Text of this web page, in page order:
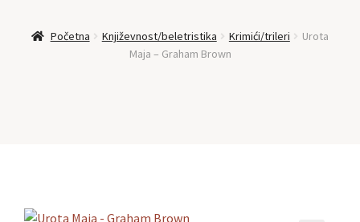
Početna Književnost/beletristika Krimići/trileri
Urota
Maja – Graham Brown